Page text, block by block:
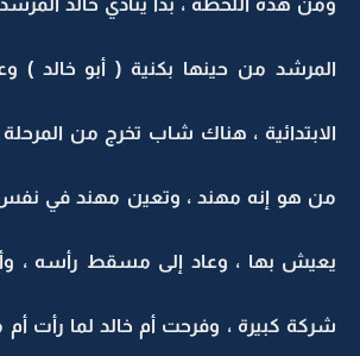
ومن هذه اللحظة ، بدأ ينادي خالد
المرشد من حينها بكنية ( أبو خالد )
الابتدائية ، هناك شاب تخرج من المرحلة
من هو إنه مهند ، وتعين مهند في نفس
يعيش بها ، وعاد إلى مسقط رأسه ،
شركة كبيرة ، وفرحت أم خالد لما رأت أم